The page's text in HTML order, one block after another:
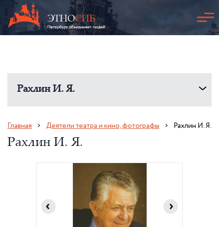
Рахлин И. Я.
Главная Деятели театра и кино, фотографы Рахлин И. Я.
Рахлин И. Я.